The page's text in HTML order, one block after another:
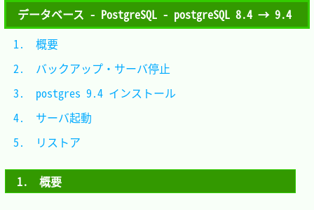
データベース - PostgreSQL - postgreSQL 8.4 → 9.4
1.　概要